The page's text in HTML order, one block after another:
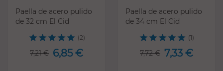
Paella de acero pulido
de 32 cm El Cid
(2)
7,21 € 6,85 €
Paella de acero pulido
de 34 cm El Cid
(1)
7,72 € 7,33 €